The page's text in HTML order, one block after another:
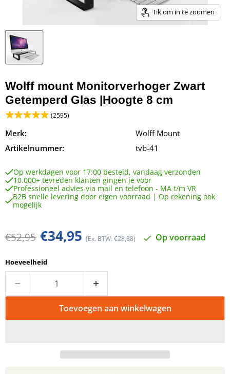
Tik om in te zoomen
Wolff mount Monitorverhoger Zwart
Getemperd Glas |Hoogte 8 cm
(2595)
Merk:
Wolff Mount
Artikelnummer:
tvb-41
Op werkdagen voor 17:00 besteld, vandaag verzonden
10.000+ tevreden klanten gingen je voor
Professioneel advies via mail en telefoon - MA t/m VR
B2B snelle levering door eigen voorraad | Op rekening ook
mogelijk
Oorspronkelijke prijs
€52,95 Huidige prijs
€34,95 (Ex. BTW: €28,88) Op voorraad
Hoeveelheid
Toevoegen aan winkelwagen